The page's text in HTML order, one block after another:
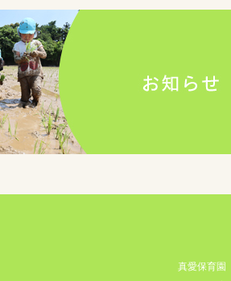
真愛保育園